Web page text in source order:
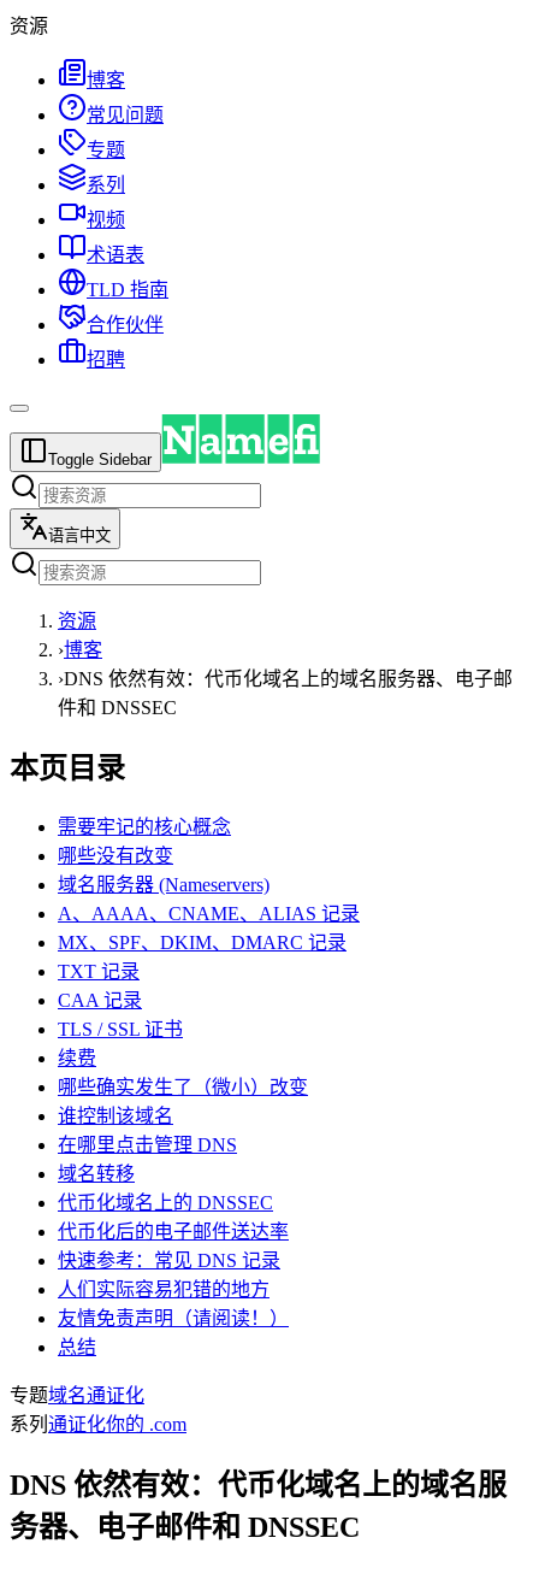
资源
博客
常见问题
专题
系列
视频
术语表
TLD 指南
合作伙伴
招聘
Toggle Sidebar
语言中文
资源
›博客
›DNS 依然有效：代币化域名上的域名服务器、电子邮
件和 DNSSEC
本页目录
需要牢记的核心概念
哪些没有改变
域名服务器 (Nameservers)
A、AAAA、CNAME、ALIAS 记录
MX、SPF、DKIM、DMARC 记录
TXT 记录
CAA 记录
TLS / SSL 证书
续费
哪些确实发生了（微小）改变
谁控制该域名
在哪里点击管理 DNS
域名转移
代币化域名上的 DNSSEC
代币化后的电子邮件送达率
快速参考：常见 DNS 记录
人们实际容易犯错的地方
友情免责声明（请阅读！）
总结
专题域名通证化
系列 通证化你的 .com
DNS 依然有效：代币化域名上的域名服
务器、电子邮件和 DNSSEC